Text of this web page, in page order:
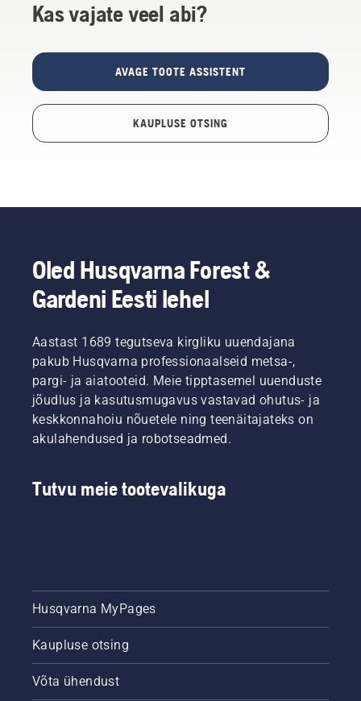
Kas vajate veel abi?
AVAGE TOOTE ASSISTENT
KAUPLUSE OTSING
Oled Husqvarna Forest &
Gardeni Eesti lehel
Aastast 1689 tegutseva kirgliku uuendajana
pakub Husqvarna professionaalseid metsa-,
pargi- ja aiatooteid. Meie tipptasemel uuenduste
jõudlus ja kasutusmugavus vastavad ohutus- ja
keskkonnahoiu nõuetele ning teenäitajateks on
akulahendused ja robotseadmed.
Tutvu meie tootevalikuga
Husqvarna MyPages
Kaupluse otsing
Võta ühendust